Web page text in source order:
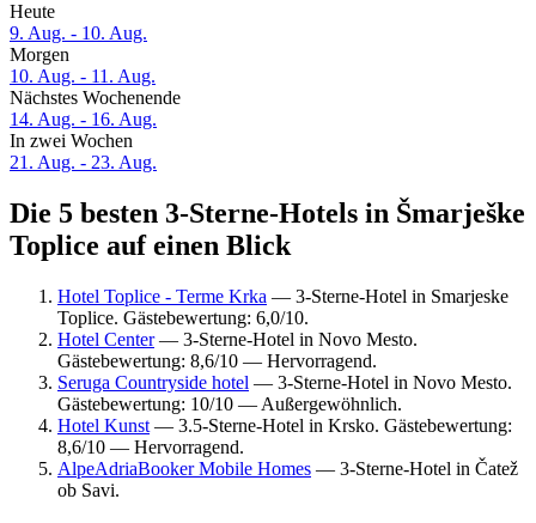
Heute
9. Aug. - 10. Aug.
Morgen
10. Aug. - 11. Aug.
Nächstes Wochenende
14. Aug. - 16. Aug.
In zwei Wochen
21. Aug. - 23. Aug.
Die 5 besten 3-Sterne-Hotels in Šmarješke
Toplice auf einen Blick
Hotel Toplice - Terme Krka — 3-Sterne-Hotel in Smarjeske
Toplice. Gästebewertung: 6,0/10.
Hotel Center— 3-Sterne-Hotel in Novo Mesto.
Gästebewertung: 8,6/10 — Hervorragend.
Seruga Countryside hotel — 3-Sterne-Hotel in Novo Mesto.
Gästebewertung: 10/10 — Außergewöhnlich.
Hotel Kunst — 3.5-Sterne-Hotel in Krsko. Gästebewertung:
8,6/10 — Hervorragend.
AlpeAdriaBooker Mobile Homes — 3-Sterne-Hotel in Čatež
ob Savi.